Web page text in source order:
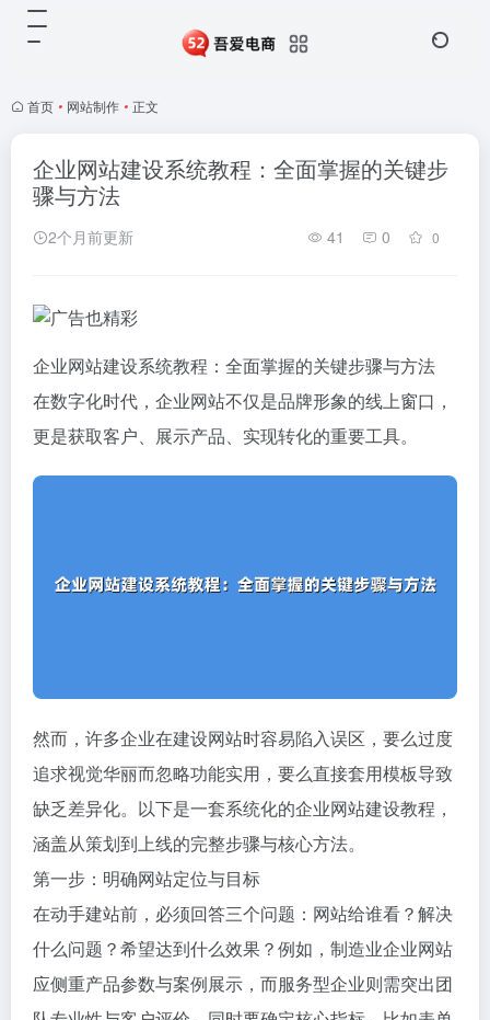
首页 • 网站制作 • 正文
企业网站建设系统教程：全面掌握的关键步
骤与方法
2个月前更新 41 0 0
企业网站建设系统教程：全面掌握的关键步骤与方法
在数字化时代，企业网站不仅是品牌形象的线上窗口，
更是获取客户、展示产品、实现转化的重要工具。
然而，许多企业在建设网站时容易陷入误区，要么过度
追求视觉华丽而忽略功能实用，要么直接套用模板导致
缺乏差异化。以下是一套系统化的企业网站建设教程，
涵盖从策划到上线的完整步骤与核心方法。
第一步：明确网站定位与目标
在动手建站前，必须回答三个问题：网站给谁看？解决
什么问题？希望达到什么效果？例如，制造业企业网站
应侧重产品参数与案例展示，而服务型企业则需突出团